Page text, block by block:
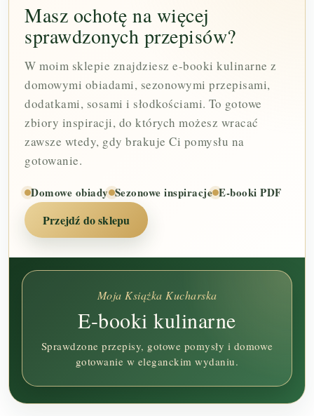
Masz ochotę na więcej
sprawdzonych przepisów?
W moim sklepie znajdziesz e-booki kulinarne z
domowymi obiadami, sezonowymi przepisami,
dodatkami, sosami i słodkościami. To gotowe
zbiory inspiracji, do których możesz wracać
zawsze wtedy, gdy brakuje Ci pomysłu na
gotowanie.
Domowe obiady Sezonowe inspiracje E-booki PDF
Przejdź do sklepu
Moja Książka Kucharska
E-booki kulinarne
Sprawdzone przepisy, gotowe pomysły i domowe
gotowanie w eleganckim wydaniu.